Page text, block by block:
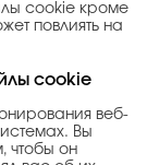
cookie кроме
повлиять на
cookie
веб-
Вы
чтобы он